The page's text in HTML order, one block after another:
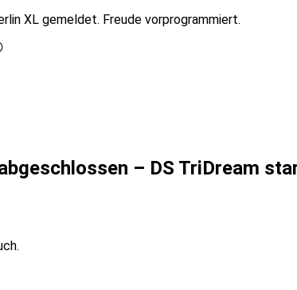
XL gemeldet. Freude vorprogrammiert.
– DS TriDream